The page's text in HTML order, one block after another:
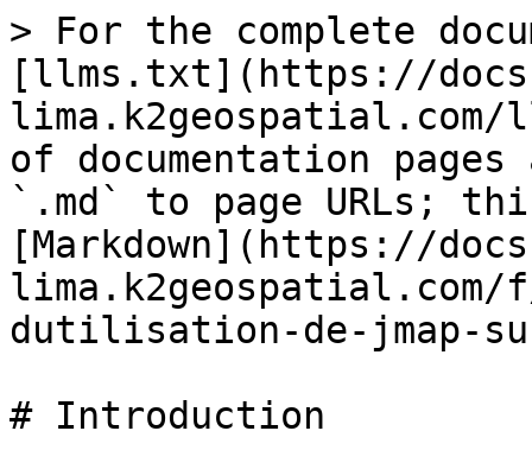
> For the complete
[llms.txt](https://
of documentation
`.md` to page URLs;
[Markdown](https://
dutilisation-de-jmap-
# Introduction